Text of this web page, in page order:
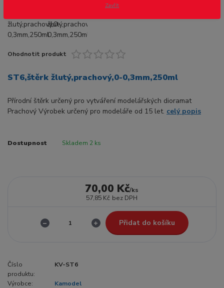
Ohodnotit produkt
ST6,štěrk žlutý,prachový,0-0,3mm,250ml
Přírodní štěrk určený pro vytváření modelářských dioramat
Prachový Výrobek určený pro modeláře od 15 let. celý popis
Dostupnost Skladem 2 ks
70,00 Kč/ks
57,85 Kč bez DPH
Přidat do košíku
Číslo
produktu:
KV-ST6
Výrobce:
Kamodel
Zavřít